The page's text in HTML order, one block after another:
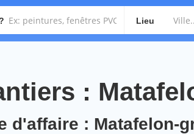
Lieu
:
d'affaire : Matafelon-